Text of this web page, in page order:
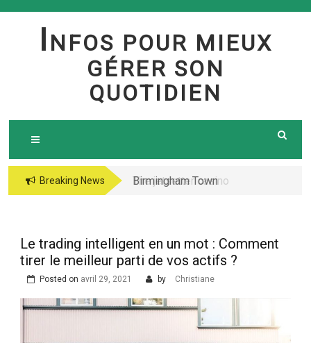
Skip
I NFOS POUR MIEUX
GÉRER SON
QUOTIDIEN
Breaking News
Birmingham Town
The jetsetter casino
lord of your sea pokie
play Totally free
Harbors Mercantile
Office Solutions Pvt
Le trading intelligent en un mot : Comment
tirer le meilleur parti de vos actifs ?
Posted on avril 29, 2021 by Christiane